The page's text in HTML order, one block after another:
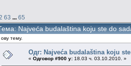
63 ... 65
Najveća budalaština koju ste do
тему.
Одг: Najveća budalaština koju
« Одговор #900 у: 18.03 ч. 03.10.2010. »